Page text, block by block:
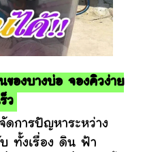
องบางบ่อ จองคิวง่าย
ว
ารปัญหาระหว่าง
ทั้งเรื่อง ดิน ฟ้า